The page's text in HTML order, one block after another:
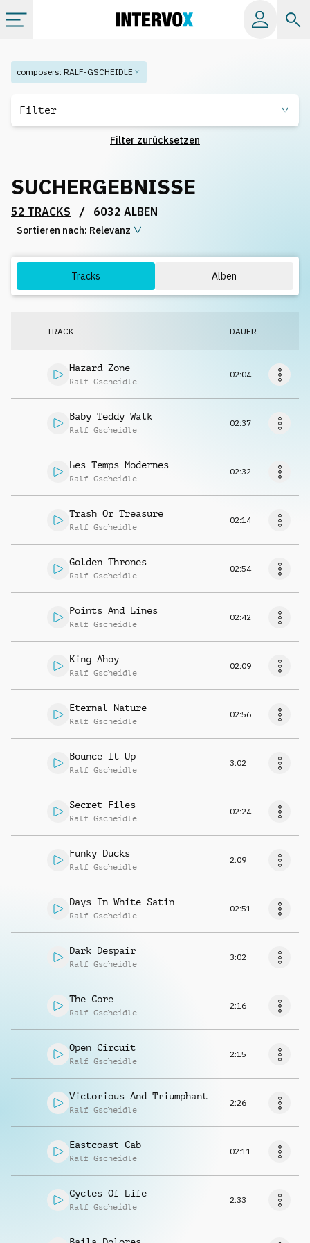
Kategorien
Playlists
Lizenzen
composers: RALF-GSCHEIDLE
Filter
Filter zurücksetzen
SUCHERGEBNISSE
52 TRACKS / 6032 ALBEN
Sortieren nach: Relevanz
Tracks Alben
TRACK DAUER
Hazard Zone
Ralf Gscheidle
02:04
Baby Teddy Walk
Ralf Gscheidle
02:37
Les Temps Modernes
Ralf Gscheidle
02:32
Trash Or Treasure
Ralf Gscheidle
02:14
Golden Thrones
Ralf Gscheidle
02:54
Points And Lines
Ralf Gscheidle
02:42
King Ahoy
Ralf Gscheidle
02:09
Eternal Nature
Ralf Gscheidle
02:56
Bounce It Up
Ralf Gscheidle
3:02
Secret Files
Ralf Gscheidle
02:24
Funky Ducks
Ralf Gscheidle
2:09
Days In White Satin
Ralf Gscheidle
02:51
Dark Despair
Ralf Gscheidle
3:02
The Core
Ralf Gscheidle
2:16
Open Circuit
Ralf Gscheidle
2:15
Victorious And Triumphant
Ralf Gscheidle
2:26
Eastcoast Cab
Ralf Gscheidle
02:11
Cycles Of Life
Ralf Gscheidle
2:33